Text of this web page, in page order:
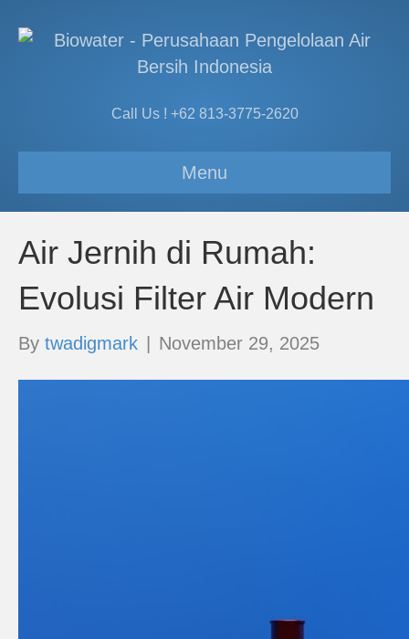
Call Us ! +62 813-3775-2620
Menu
Air Jernih di Rumah:
Evolusi Filter Air Modern
By twadigmark November 29, 2025